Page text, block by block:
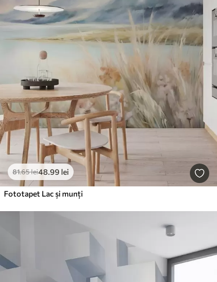
81.65lei48.99 lei
Fototapet Lac și munți